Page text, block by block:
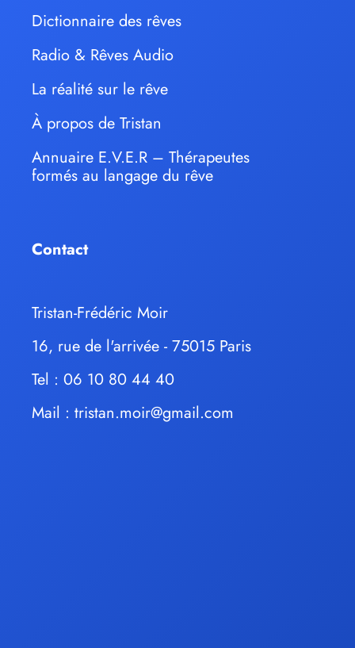
Dictionnaire des rêves
Radio & Rêves Audio
La réalité sur le rêve
À propos de Tristan
Annuaire E.V.E.R – Thérapeutes
formés au langage du rêve
Contact
Tristan-Frédéric Moir
16, rue de l'arrivée - 75015 Paris
Tel : 06 10 80 44 40
Mail : tristan.moir@gmail.com